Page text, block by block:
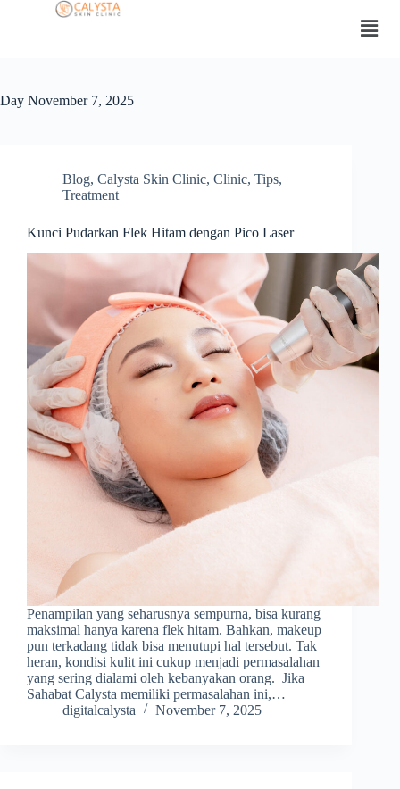
Day November 7, 2025
Blog, Calysta Skin Clinic, Clinic, Tips,
Treatment
Kunci Pudarkan Flek Hitam dengan Pico Laser
Penampilan yang seharusnya sempurna, bisa kurang
maksimal hanya karena flek hitam. Bahkan, makeup
pun terkadang tidak bisa menutupi hal tersebut. Tak
heran, kondisi kulit ini cukup menjadi permasalahan
yang sering dialami oleh kebanyakan orang. Jika
Sahabat Calysta memiliki permasalahan ini,…
digitalcalysta
November 7, 2025